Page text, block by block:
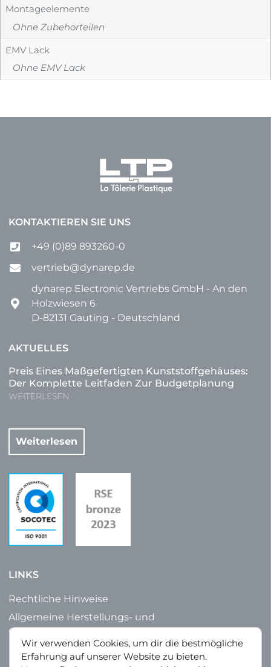
Montageelemente
Ohne Zubehörteilen
EMV Lack
Ohne EMV Lack
KONTAKTIEREN SIE UNS
+49 (0)89 893260-0
vertrieb@dynarep.de
dynarep Electronic Vertriebs GmbH - An den
Holzwiesen 6
D-82131 Gauting - Deutschland
AKTUELLES
Preis Eines Maßgefertigten Kunststoffgehäuses:
Der Komplette Leitfaden Zur Budgetplanung
WEITERLESEN
Weiterlesen
LINKS
Rechtliche Hinweise
Allgemeine Herstellungs- und
Geschäftsbedingungen
Datenschutz
Wir verwenden Cookies, um dir die bestmögliche
Erfahrung auf unserer Website zu bieten.